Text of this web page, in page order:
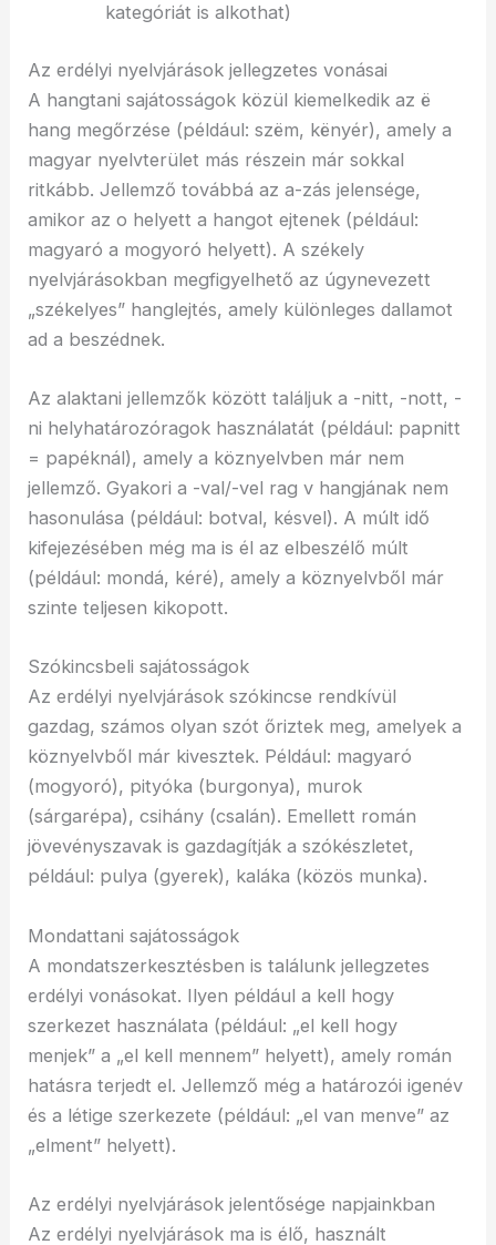
kategóriát is alkothat)
Az erdélyi nyelvjárások jellegzetes vonásai
A hangtani sajátosságok közül kiemelkedik az ë
hang megőrzése (például: szëm, kënyér), amely a
magyar nyelvterület más részein már sokkal
ritkább. Jellemző továbbá az a-zás jelensége,
amikor az o helyett a hangot ejtenek (például:
magyaró a mogyoró helyett). A székely
nyelvjárásokban megfigyelhető az úgynevezett
„székelyes” hanglejtés, amely különleges dallamot
ad a beszédnek.
Az alaktani jellemzők között találjuk a -nitt, -nott, -
ni helyhatározóragok használatát (például: papnitt
= papéknál), amely a köznyelvben már nem
jellemző. Gyakori a -val/-vel rag v hangjának nem
hasonulása (például: botval, késvel). A múlt idő
kifejezésében még ma is él az elbeszélő múlt
(például: mondá, kéré), amely a köznyelvből már
szinte teljesen kikopott.
Szókincsbeli sajátosságok
Az erdélyi nyelvjárások szókincse rendkívül
gazdag, számos olyan szót őriztek meg, amelyek a
köznyelvből már kivesztek. Például: magyaró
(mogyoró), pityóka (burgonya), murok
(sárgarépa), csihány (csalán). Emellett román
jövevényszavak is gazdagítják a szókészletet,
például: pulya (gyerek), kaláka (közös munka).
Mondattani sajátosságok
A mondatszerkesztésben is találunk jellegzetes
erdélyi vonásokat. Ilyen például a kell hogy
szerkezet használata (például: „el kell hogy
menjek” a „el kell mennem” helyett), amely román
hatásra terjedt el. Jellemző még a határozói igenév
és a létige szerkezete (például: „el van menve” az
„elment” helyett).
Az erdélyi nyelvjárások jelentősége napjainkban
Az erdélyi nyelvjárások ma is élő, használt